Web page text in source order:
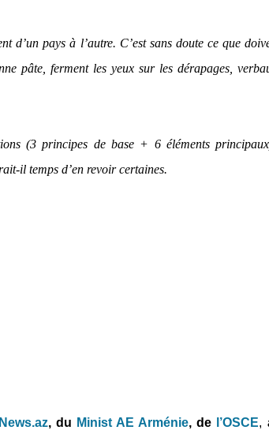
d’un pays à l’autre. C’est sans doute ce que
pâte, ferment les yeux sur les dérapages,
(3 principes de base + 6 éléments
il temps d’en revoir certaines.
News.az, du Minist AE Arménie, de l’OSCE,